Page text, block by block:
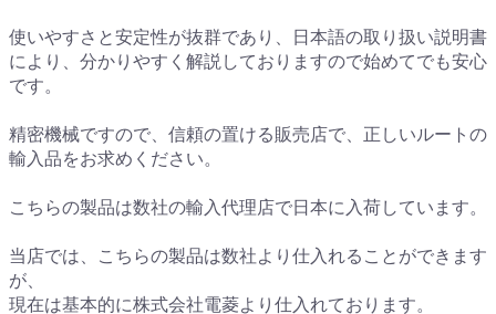
使いやすさと安定性が抜群であり、日本語の取り扱い説明書
により、分かりやすく解説しておりますので始めてでも安心
です。
精密機械ですので、信頼の置ける販売店で、正しいルートの
輸入品をお求めください。
こちらの製品は数社の輸入代理店で日本に入荷しています。
当店では、こちらの製品は数社より仕入れることができます
が、
現在は基本的に株式会社電菱より仕入れております。